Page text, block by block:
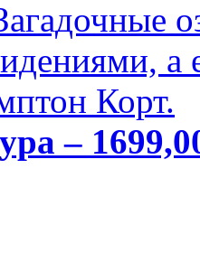
Корт.
–